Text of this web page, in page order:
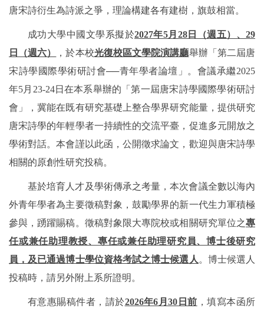
唐宋詩衍生為詩派之爭，理論構建各有建樹，旗鼓相當。
成功大學中國文學系擬於2027年5月28日（週五）、29
日（週六）
，於本校光復校區文學院演講廳舉辦「第二屆唐
宋詩學國際學術研討會──青年學者論壇」。會議承繼2025
年5月23-24日在本系舉辦的「第一屆唐宋詩學國際學術研討
會」，冀能在既有研究基礎上整合學界研究能量，提供研究
唐宋詩學的年輕學者一持續性的交流平臺，促進多元開放之
學術對話。本會謹以此函，公開徵求論文，歡迎與唐宋詩學
相關的原創性研究投稿。
基於培育人才及學術傳承之考量，本次會議全數以海內
外青年學者為主要徵稿對象，鼓勵學界的新一代生力軍積極
參與，踴躍賜稿。徵稿對象限大專院校或相關研究單位之專
任或兼任助理教授、專任或兼任助理研究員、博士後研究
員，及已通過博士學位資格考試之博士候選人 。博士候選人
投稿時，請另外附上系所證明。
有意惠賜稿件者，請於2026年6月30日前 ，填寫本函所